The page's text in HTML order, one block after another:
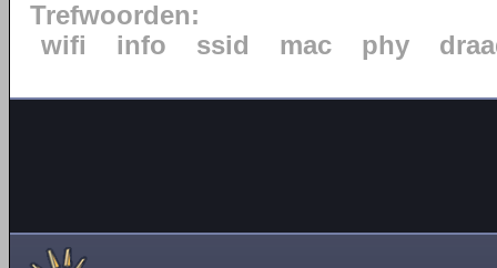
Trefwoorden:
wifi
info ssid mac phy